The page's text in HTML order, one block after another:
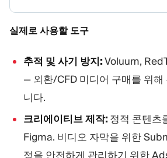
실제로 사용할 도구
추적 및 사기 방지:Voluum,
— 외환/CFD 미디어 구매를 위해
니다.
크리에이티브 제작:정적 콘텐츠
Figma. 비디오 자막을 위한
정을 안전하게 관리하기 위한